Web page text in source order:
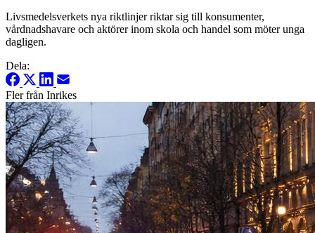
Livsmedelsverkets nya riktlinjer riktar sig till konsumenter,
vårdnadshavare och aktörer inom skola och handel som möter unga
dagligen.
Dela:
Fler från Inrikes